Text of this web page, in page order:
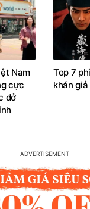
Nam
cực
dở
Top 7
khán